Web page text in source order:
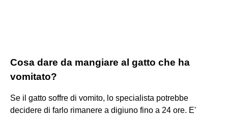
Cosa dare da mangiare al gatto che ha
vomitato?
Se il gatto soffre di vomito, lo specialista potrebbe
decidere di farlo rimanere a digiuno fino a 24 ore. E'